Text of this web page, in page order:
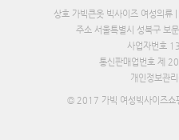
상호 가빅큰옷 빅사이즈 여성의
주소 서울특별시 성북구 보
사업자번호
통신판매업번호 제
개인정보관
© 2017 가빅 여성빅사이즈쇼